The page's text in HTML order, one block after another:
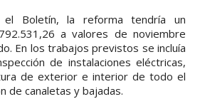
el Boletín, la reforma tendría un
a valores de noviembre
En los trabajos previstos se incluía
de instalaciones eléctricas,
de exterior e interior de todo el
de canaletas y bajadas.